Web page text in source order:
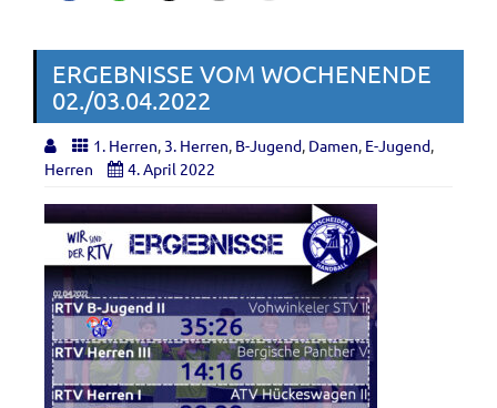
ERGEBNISSE VOM WOCHENENDE
02./03.04.2022
1. Herren, 3. Herren, B-Jugend, Damen, E-Jugend,
Herren
4. April 2022